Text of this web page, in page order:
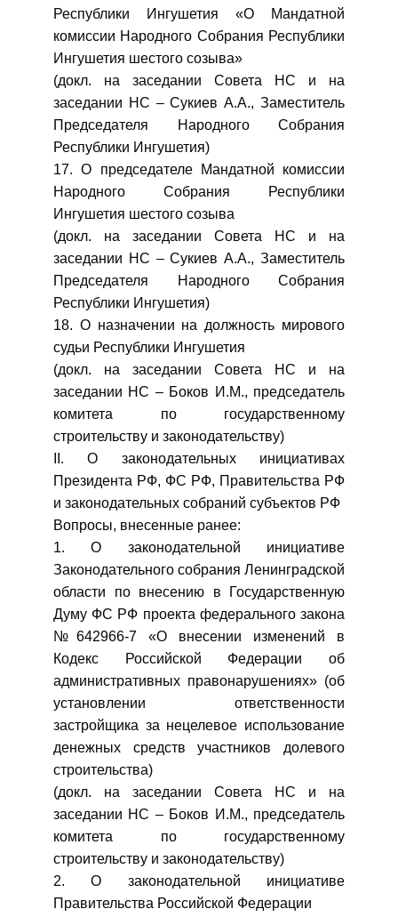
Республики Ингушетия «О Мандатной
комиссии Народного Собрания Республики
Ингушетия шестого созыва»
(докл. на заседании Совета НС и на
заседании НС – Сукиев А.А., Заместитель
Председателя Народного Собрания
Республики Ингушетия)
17. О председателе Мандатной комиссии
Народного Собрания Республики
Ингушетия шестого созыва
(докл. на заседании Совета НС и на
заседании НС – Сукиев А.А., Заместитель
Председателя Народного Собрания
Республики Ингушетия)
18. О назначении на должность мирового
судьи Республики Ингушетия
(докл. на заседании Совета НС и на
заседании НС – Боков И.М., председатель
комитета по государственному
строительству и законодательству)
II. О законодательных инициативах
Президента РФ, ФС РФ, Правительства РФ
и законодательных собраний субъектов РФ
Вопросы, внесенные ранее:
1. О законодательной инициативе
Законодательного собрания Ленинградской
области по внесению в Государственную
Думу ФС РФ проекта федерального закона
№642966-7 «О внесении изменений в
Кодекс Российской Федерации об
административных правонарушениях» (об
установлении ответственности
застройщика за нецелевое использование
денежных средств участников долевого
строительства)
(докл. на заседании Совета НС и на
заседании НС – Боков И.М., председатель
комитета по государственному
строительству и законодательству)
2. О законодательной инициативе
Правительства Российской Федерации